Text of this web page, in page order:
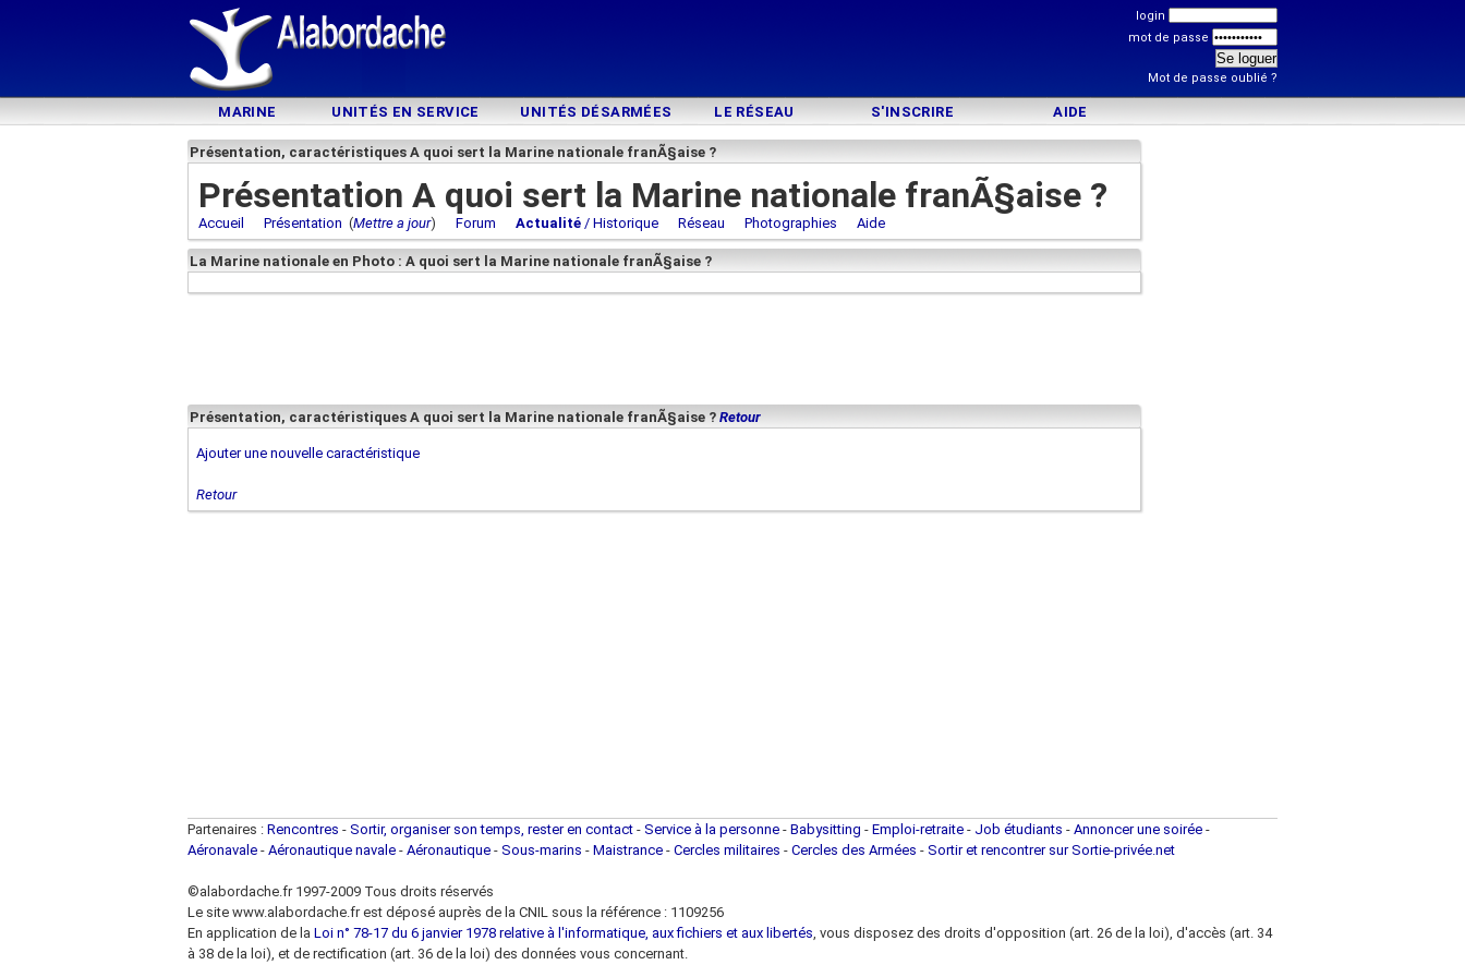
login
mot de passe
Mot de passe oublié ?
MARINE UNITÉS EN SERVICE UNITÉS DÉSARMÉES LE RÉSEAU S'INSCRIRE AIDE
Présentation, caractéristiques A quoi sert la Marine nationale franÃ§aise ?
Présentation A quoi sert la Marine nationale franÃ§aise ?
Accueil Présentation (Mettre a jour) Forum Actualité / Historique Réseau Photographies Aide
La Marine nationale en Photo : A quoi sert la Marine nationale franÃ§aise ?
Présentation, caractéristiques A quoi sert la Marine nationale franÃ§aise ? Retour
Ajouter une nouvelle caractéristique
Retour
Partenaires : Rencontres - Sortir, organiser son temps, rester en contact - Service à la personne - Babysitting - Emploi-retraite - Job étudiants - Annoncer une soirée -
Aéronavale - Aéronautique navale - Aéronautique - Sous-marins - Maistrance - Cercles militaires - Cercles des Armées - Sortir et rencontrer sur Sortie-privée.net
©alabordache.fr 1997-2009 Tous droits réservés
Le site www.alabordache.fr est déposé auprès de la CNIL sous la référence : 1109256
En application de la Loi n° 78-17 du 6 janvier 1978 relative à l'informatique, aux fichiers et aux libertés, vous disposez des droits d'opposition (art. 26 de la loi), d'accès (art. 34
à 38 de la loi), et de rectification (art. 36 de la loi) des données vous concernant.